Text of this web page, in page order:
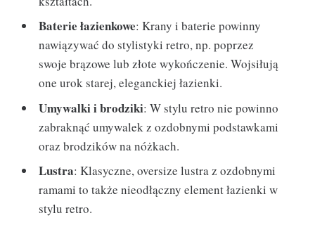
Baterie łazienkowe: Krany i baterie powinny
nawiązywać do stylistyki retro, np. poprzez
swoje brązowe lub złote wykończenie. Wojsiłują
one urok starej, eleganckiej łazienki.
Umywalki i brodziki: W stylu retro nie powinno
zabraknąć umywalek z ozdobnymi podstawkami
oraz brodzików na nóżkach.
Lustra: Klasyczne, oversize lustra z ozdobnymi
ramami to także nieodłączny element łazienki w
stylu retro.